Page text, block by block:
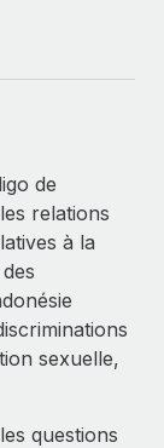
grâce à
essentiels
à
des
assistées par
de
relations
à la
sexuelle,
questions